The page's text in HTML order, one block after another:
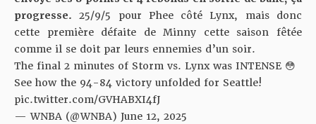
progresse. 25/9/5 pour Phee côté Lynx, mais donc
cette première défaite de Minny cette saison fêtée
comme il se doit par leurs ennemies d’un soir.
The final 2 minutes of Storm vs. Lynx was INTENSE 😳
See how the 94-84 victory unfolded for Seattle!
pic.twitter.com/GVHABXI4fJ
— WNBA (@WNBA) June 12, 2025